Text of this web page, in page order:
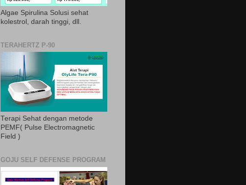
Algae Spirulina Solusi sehat
kolestrol, darah tinggi, dll.
TERAHERTZ P-90
Terapi Sehat dengan metode
PEMF( Pulse Electromagnetic
Field )
GOJU SELF DEFENSE PROGRAM